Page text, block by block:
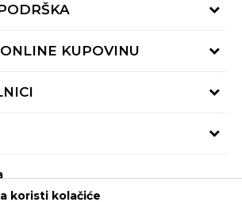
KUPOVINU
programa
koristi kolačiće